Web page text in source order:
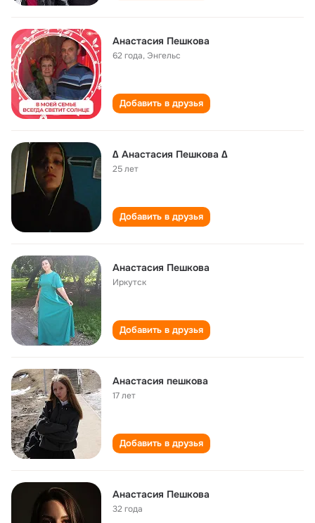
Анастасия Пешкова
62 года, Энгельс
Добавить в друзья
∆ Анастасия Пешкова ∆
25 лет
Добавить в друзья
Анастасия Пешкова
Иркутск
Добавить в друзья
Анастасия пешкова
17 лет
Добавить в друзья
Анастасия Пешкова
32 года